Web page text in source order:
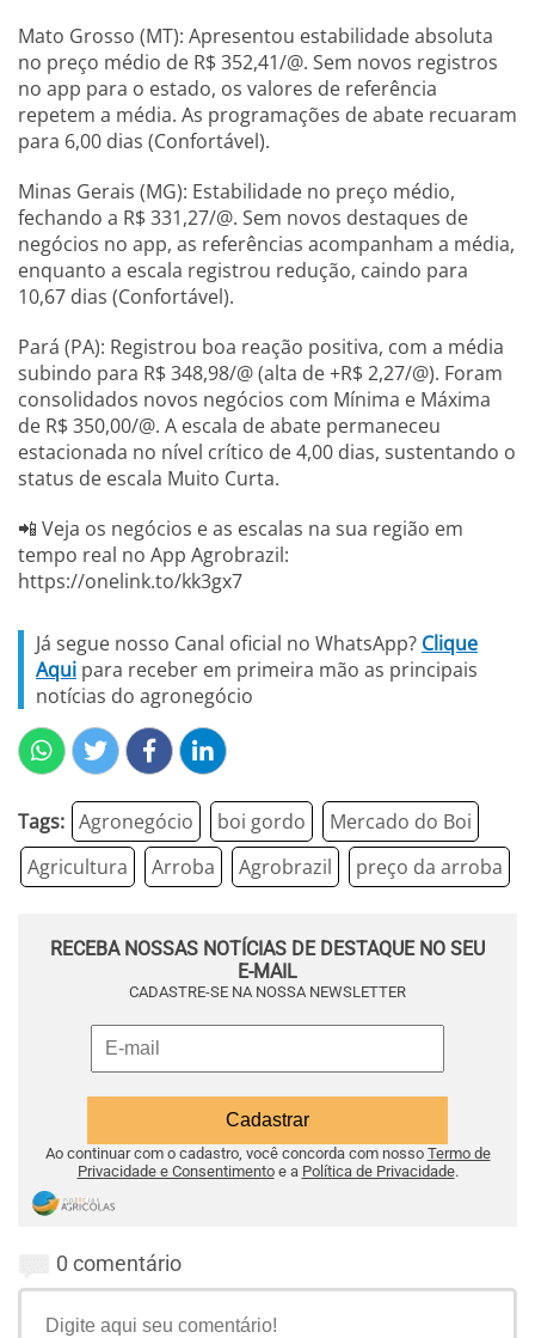
Mato Grosso (MT): Apresentou estabilidade absoluta
no preço médio de R$ 352,41/@. Sem novos registros
no app para o estado, os valores de referência
repetem a média. As programações de abate recuaram
para 6,00 dias (Confortável).
Minas Gerais (MG): Estabilidade no preço médio,
fechando a R$ 331,27/@. Sem novos destaques de
negócios no app, as referências acompanham a média,
enquanto a escala registrou redução, caindo para
10,67 dias (Confortável).
Pará (PA): Registrou boa reação positiva, com a média
subindo para R$ 348,98/@ (alta de +R$ 2,27/@). Foram
consolidados novos negócios com Mínima e Máxima
de R$ 350,00/@. A escala de abate permaneceu
estacionada no nível crítico de 4,00 dias, sustentando o
status de escala Muito Curta.
📲 Veja os negócios e as escalas na sua região em
tempo real no App Agrobrazil:
https://onelink.to/kk3gx7
Já segue nosso Canal oficial no WhatsApp? Clique
Aqui para receber em primeira mão as principais
notícias do agronegócio
Tags: Agronegócio boi gordo
Mercado do Boi
Agricultura
Arroba Agrobrazil preço da arroba
RECEBA NOSSAS NOTÍCIAS DE DESTAQUE NO SEU
E-MAIL
CADASTRE-SE NA NOSSA NEWSLETTER
Ao continuar com o cadastro, você concorda com nosso Termo de
Privacidade e Consentimentoe a Política de Privacidade.
0 comentário